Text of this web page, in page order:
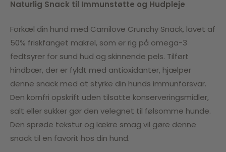
Naturlig Snack til Immunstøtte og Hudpleje
Forkæl din hund med Carnilove Crunchy Snack, lavet af
50% friskfanget makrel, som er rig på omega-3
fedtsyrer for sund hud og skinnende pels. Tilført
hindbær, der er fyldt med antioxidanter, hjælper
denne snack med at styrke din hunds immunforsvar.
Den kornfri opskrift uden tilsatte konserveringsmidler,
salt eller sukker gør den velegnet til følsomme hunde.
Den sprøde tekstur og lækre smag vil gøre denne
snack til en favorit hos din hund.